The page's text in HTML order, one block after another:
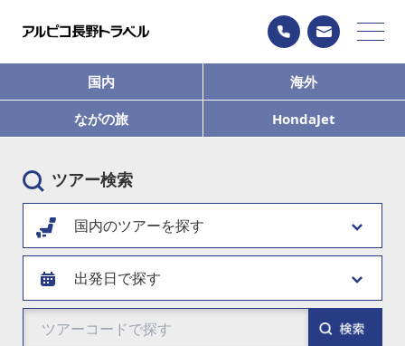
国内 海外
ながの旅 HondaJet
ツアー検索
国内のツアーを探す